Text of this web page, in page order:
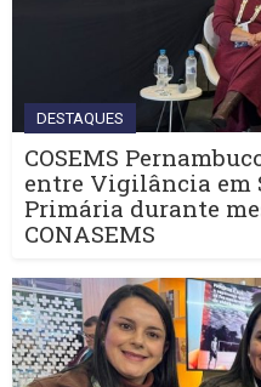
DESTAQUES
COSEMS
entre Vigilância em
Primária durante
CONASEMS